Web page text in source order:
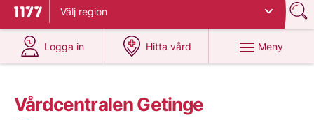
Till startsidan för 1177
Välj region
Logga in
på 1177.se
Hitta vård
på 1177.se
Meny
Vårdcentralen Getinge